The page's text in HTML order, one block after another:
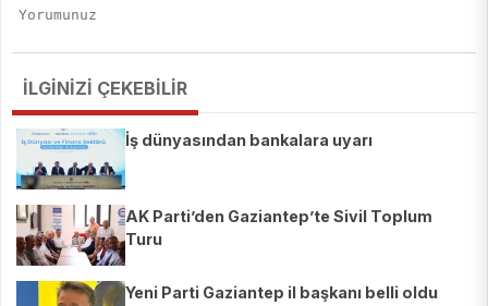
İLGİNİZİ ÇEKEBİLİR
İş dünyasından bankalara uyarı
AK Parti’den Gaziantep’te Sivil Toplum
Turu
Yeni Parti Gaziantep il başkanı belli oldu